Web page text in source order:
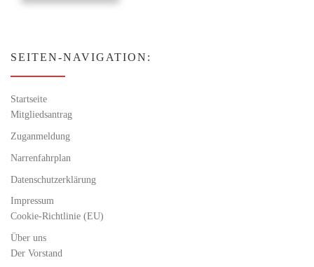
SEITEN-NAVIGATION:
Startseite
Mitgliedsantrag
Zuganmeldung
Narrenfahrplan
Datenschutzerklärung
Impressum
Cookie-Richtlinie (EU)
Über uns
Der Vorstand